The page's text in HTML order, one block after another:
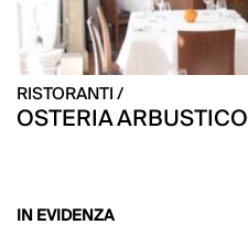
RISTORANTI /
OSTERIA ARBUSTICO
IN EVIDENZA